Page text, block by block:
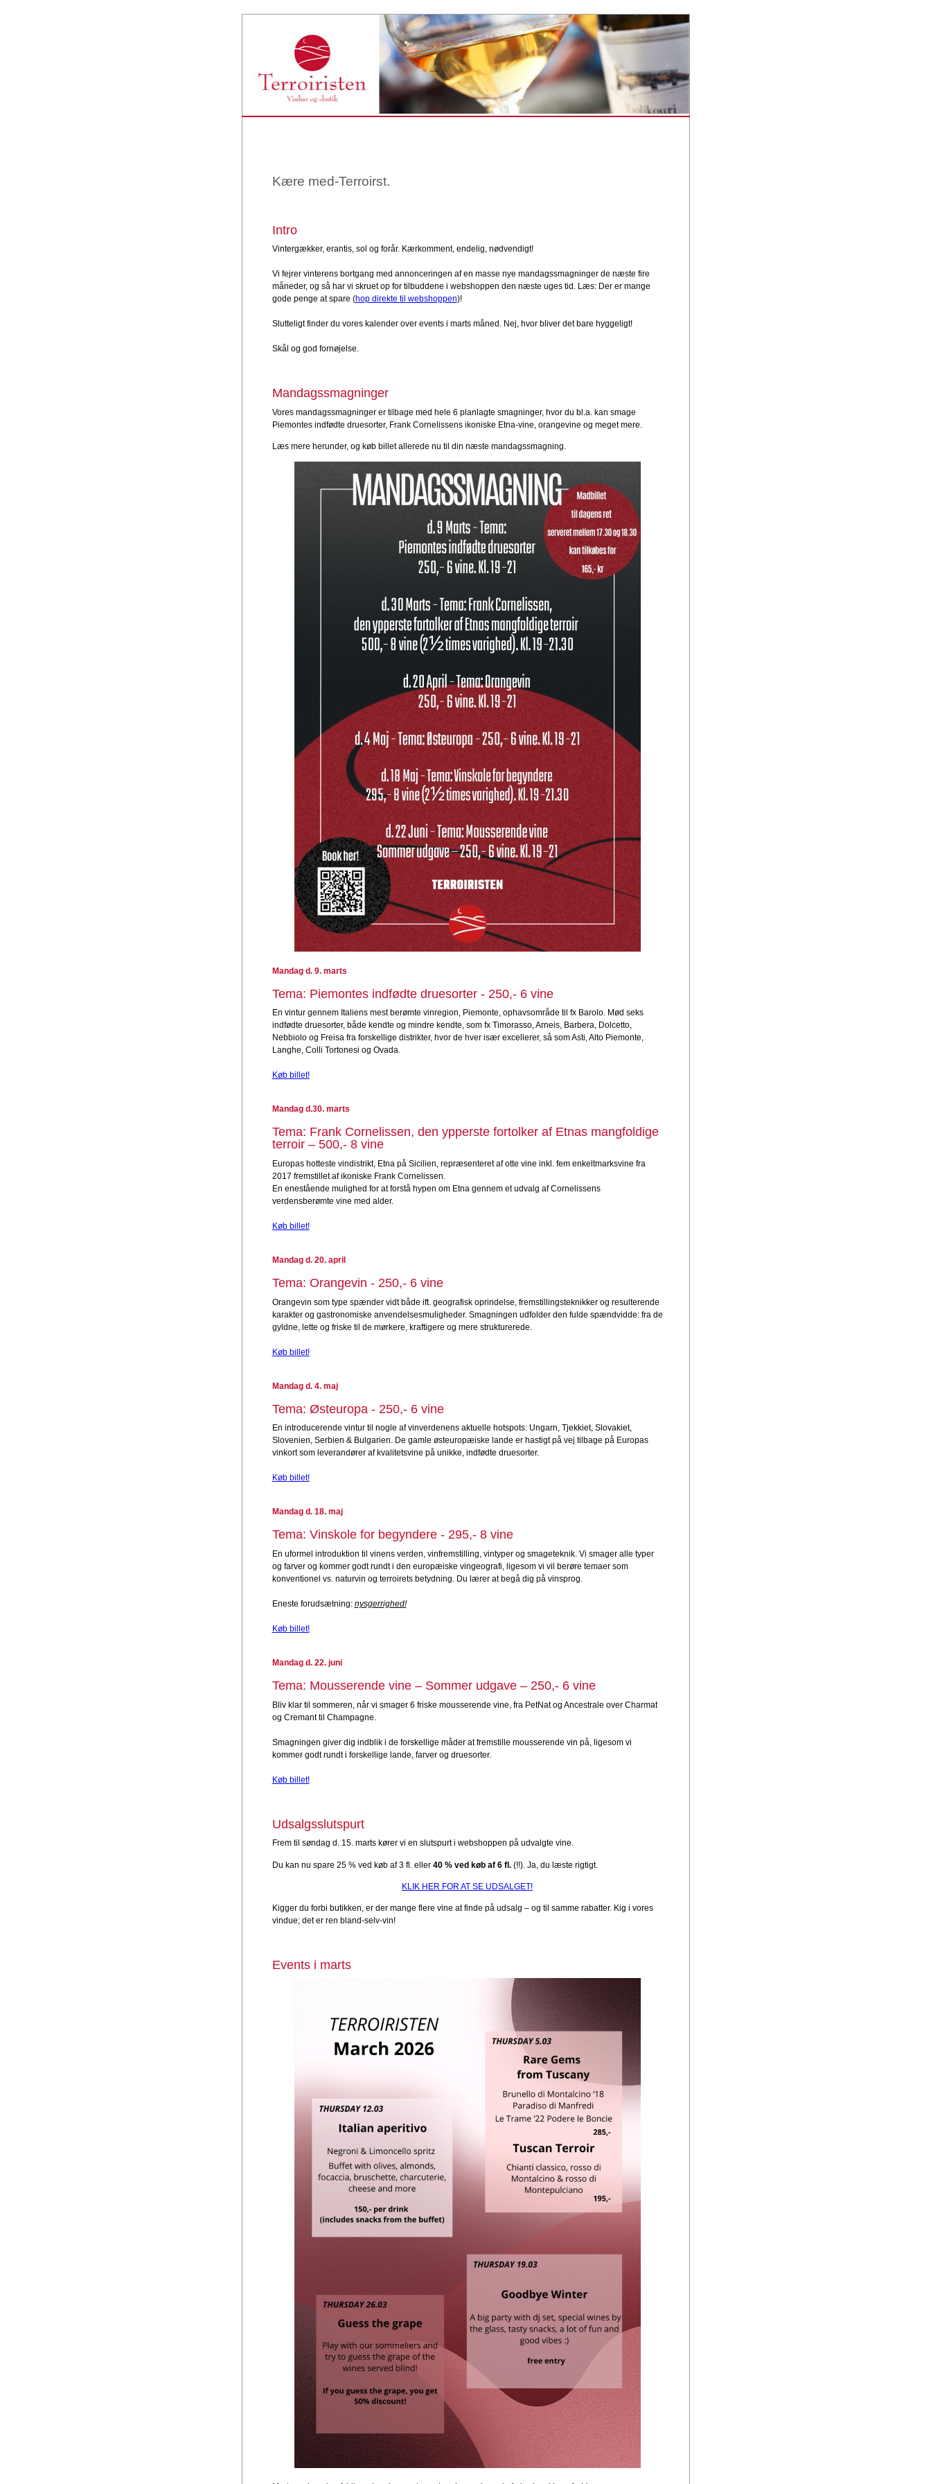
Kære med-Terroirst.
Intro
Vintergækker, erantis, sol og forår. Kærkomment, endelig, nødvendigt!
Vi fejrer vinterens bortgang med annonceringen af en masse nye mandagssmagninger de næste fire
måneder, og så har vi skruet op for tilbuddene i webshoppen den næste uges tid. Læs: Der er mange
gode penge at spare (hop direkte til webshoppen)!
Slutteligt finder du vores kalender over events i marts måned. Nej, hvor bliver det bare hyggeligt!
Skål og god fornøjelse.
Mandagssmagninger
Vores mandagssmagninger er tilbage med hele 6 planlagte smagninger, hvor du bl.a. kan smage
Piemontes indfødte druesorter, Frank Cornelissens ikoniske Etna-vine, orangevine og meget mere.
Læs mere herunder, og køb billet allerede nu til din næste mandagssmagning.
Mandag d. 9. marts
Tema: Piemontes indfødte druesorter - 250,- 6 vine
En vintur gennem Italiens mest berømte vinregion, Piemonte, ophavsområde til fx Barolo. Mød seks
indfødte druesorter, både kendte og mindre kendte, som fx Timorasso, Arneis, Barbera, Dolcetto,
Nebbiolo og Freisa fra forskellige distrikter, hvor de hver især excellerer, så som Asti, Alto Piemonte,
Langhe, Colli Tortonesi og Ovada.
Køb billet!
Mandag d.30. marts
Tema: Frank Cornelissen, den ypperste fortolker af Etnas mangfoldige
terroir – 500,- 8 vine
Europas hotteste vindistrikt, Etna på Sicilien, repræsenteret af otte vine inkl. fem enkeltmarksvine fra
2017 fremstillet af ikoniske Frank Cornelissen.
En enestående mulighed for at forstå hypen om Etna gennem et udvalg af Cornelissens
verdensberømte vine med alder.
Køb billet!
Mandag d. 20. april
Tema: Orangevin - 250,- 6 vine
Orangevin som type spænder vidt både ift. geografisk oprindelse, fremstillingsteknikker og resulterende
karakter og gastronomiske anvendelsesmuligheder. Smagningen udfolder den fulde spændvidde: fra de
gyldne, lette og friske til de mørkere, kraftigere og mere strukturerede.
Køb billet!
Mandag d. 4. maj
Tema: Østeuropa - 250,- 6 vine
En introducerende vintur til nogle af vinverdenens aktuelle hotspots: Ungarn, Tjekkiet, Slovakiet,
Slovenien, Serbien & Bulgarien. De gamle østeuropæiske lande er hastigt på vej tilbage på Europas
vinkort som leverandører af kvalitetsvine på unikke, indfødte druesorter.
Køb billet!
Mandag d. 18. maj
Tema: Vinskole for begyndere - 295,- 8 vine
En uformel introduktion til vinens verden, vinfremstilling, vintyper og smageteknik. Vi smager alle typer
og farver og kommer godt rundt i den europæiske vingeografi, ligesom vi vil berøre temaer som
konventionel vs. naturvin og terroirets betydning. Du lærer at begå dig på vinsprog.
Eneste forudsætning: nysgerrighed!
Køb billet!
Mandag d. 22. juni
Tema: Mousserende vine – Sommer udgave – 250,- 6 vine
Bliv klar til sommeren, når vi smager 6 friske mousserende vine, fra PetNat og Ancestrale over Charmat
og Cremant til Champagne.
Smagningen giver dig indblik i de forskellige måder at fremstille mousserende vin på, ligesom vi
kommer godt rundt i forskellige lande, farver og druesorter.
Køb billet!
Udsalgsslutspurt
Frem til søndag d. 15. marts kører vi en slutspurt i webshoppen på udvalgte vine.
Du kan nu spare 25 % ved køb af 3 fl. eller 40 % ved køb af 6 fl.(!!). Ja, du læste rigtigt.
KLIK HER FOR AT SE UDSALGET!
Kigger du forbi butikken, er der mange flere vine at finde på udsalg – og til samme rabatter. Kig i vores
vindue; det er ren bland-selv-vin!
Events i marts